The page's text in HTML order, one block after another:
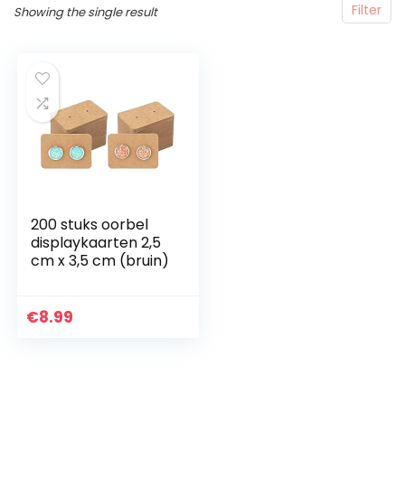
Filter
Showing the single result
200 stuks oorbel
displaykaarten 2,5
cm x 3,5 cm (bruin)
€8.99